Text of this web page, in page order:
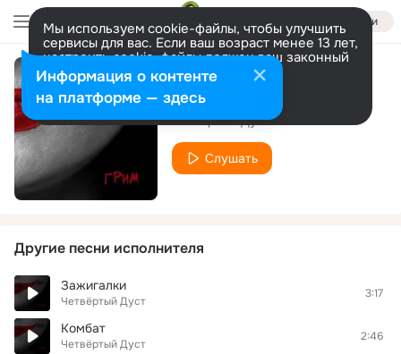
Войти
Мы используем cookie-файлы, чтобы улучшить
сервисы для вас. Если ваш возраст менее 13 лет,
настроить cookie-файлы должен ваш законный
представитель. Больше информации
Разрешить все Настроить
Последняя Песня
Четвёртый Дуст
Слушать
Другие песни исполнителя
Зажигалки
Четвёртый Дуст
3:17
Комбат
Четвёртый Дуст
2:46
Информация о контенте
на платформе — здесь